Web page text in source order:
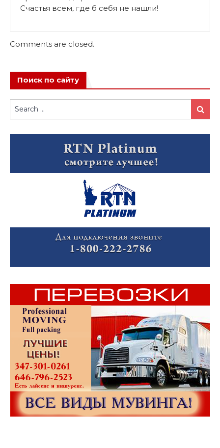
Счастья всем, где б себя не нашли!
Comments are closed.
Поиск по сайту
for:
Search